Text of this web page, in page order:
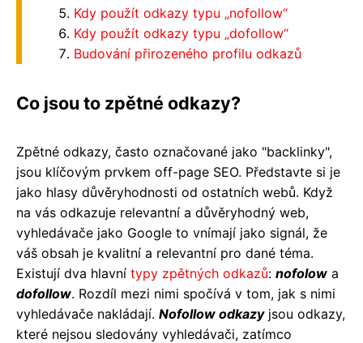
Kdy použít odkazy typu „nofollow“
Kdy použít odkazy typu „dofollow“
Budování přirozeného profilu odkazů
Co jsou to zpětné odkazy?
Zpětné odkazy, často označované jako "backlinky",
jsou klíčovým prvkem off-page SEO. Představte si je
jako hlasy důvěryhodnosti od ostatních webů. Když
na vás odkazuje relevantní a důvěryhodný web,
vyhledávače jako Google to vnímají jako signál, že
váš obsah je kvalitní a relevantní pro dané téma.
Existují dva hlavní typy zpětných odkazů: nofolow a
dofollow. Rozdíl mezi nimi spočívá v tom, jak s nimi
vyhledávače nakládají. Nofollow odkazyjsou odkazy,
které nejsou sledovány vyhledávači, zatímco